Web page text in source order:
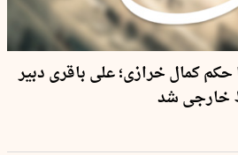
حکم کمال خرازی؛ علی باقری دبیر
خارجی شد